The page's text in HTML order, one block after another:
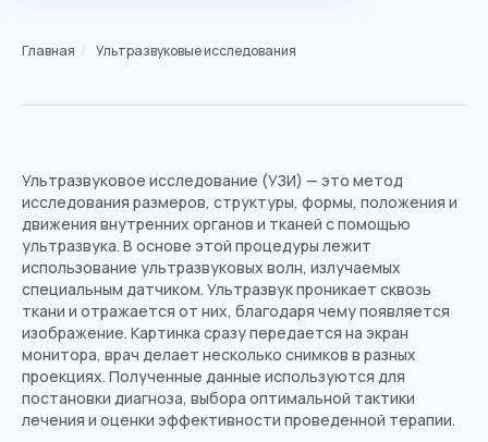
Главная / Ультразвуковые исследования
Ультразвуковое исследование (УЗИ) — это метод
исследования размеров, структуры, формы, положения и
движения внутренних органов и тканей с помощью
ультразвука. В основе этой процедуры лежит
использование ультразвуковых волн, излучаемых
специальным датчиком. Ультразвук проникает сквозь
ткани и отражается от них, благодаря чему появляется
изображение. Картинка сразу передается на экран
монитора, врач делает несколько снимков в разных
проекциях. Полученные данные используются для
постановки диагноза, выбора оптимальной тактики
лечения и оценки эффективности проведенной терапии.